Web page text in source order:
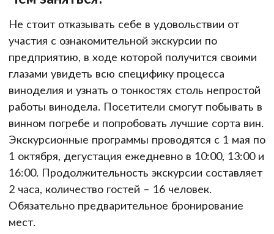
Не стоит отказывать себе в удовольствии от
участия с ознакомительной экскурсии по
предприятию, в ходе которой получится своими
глазами увидеть всю специфику процесса
виноделия и узнать о тонкостях столь непростой
работы винодела. Посетители смогут побывать в
винном погребе и попробовать лучшие сорта вин.
Экскурсионные программы проводятся с 1 мая по
1 октября, дегустация ежедневно в 10:00, 13:00 и
16:00. Продолжительность экскурсии составляет
2 часа, количество гостей – 16 человек.
Обязательно предварительное бронирование
мест.